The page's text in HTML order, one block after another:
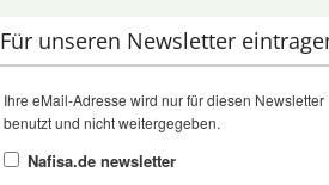
Für unseren Newsletter
Ihre eMail-Adresse wird nur für diesen Newsletter
benutzt und nicht weitergegeben.
Nafisa.de newsletter